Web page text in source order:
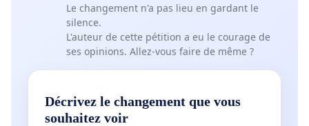
Le changement n'a pas lieu en gardant le
silence.
L'auteur de cette pétition a eu le courage de
ses opinions. Allez-vous faire de même ?
Décrivez le changement que vous
souhaitez voir